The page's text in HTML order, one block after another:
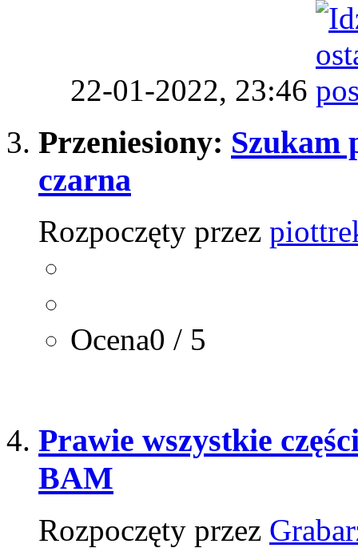
22-01-2022, 23:46
Przeniesiony: Szukam
czarna
Rozpoczęty przez
Ocena0 / 5
Prawie wszystkie
BAM
Rozpoczęty przez